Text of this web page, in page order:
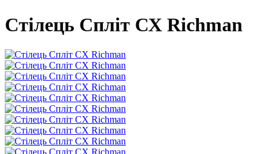
Стілець Спліт СХ Richman